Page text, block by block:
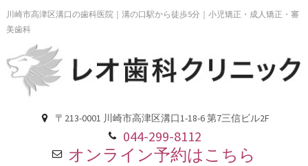
川崎市高津区溝口の歯科医院｜溝の口駅から徒歩5分｜小児矯正・成人矯正・審
美歯科
〒213-0001 川崎市高津区溝口1-18-6 第7三信ビル2F
044-299-8112
オンライン予約はこちら